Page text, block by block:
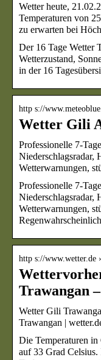
Wetter heute,
Temperaturen von
zu erwarten bei
Der 16 Tage Wetter
Wetterzustand,
in der 16
http s://
Wetter Gili
Professionelle 7-
Niederschlagsradar,
Wetterwarnungen,
Professionelle 7-
Niederschlagsradar,
Wetterwarnungen,
http s://www.wetter.de
Trawangan
Wetter Gili
Trawangan |
Die Temperaturen
auf 33 Grad